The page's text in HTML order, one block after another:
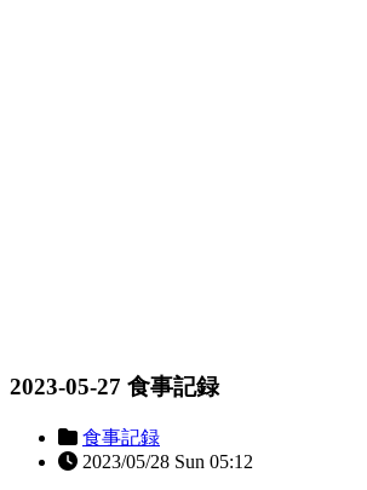
2023-05-27 食事記録
食事記録
2023/05/28 Sun 05:12